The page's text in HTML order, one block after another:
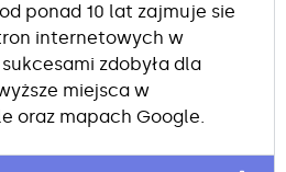
ponad 10 lat zajmuje sie
internetowych w
zdobyła dla
miejsca w
oraz mapach Google.